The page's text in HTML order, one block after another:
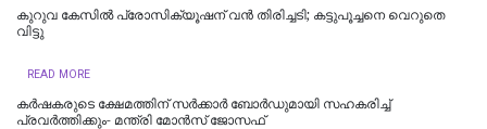
കുറുവ കേസിൽ പ്രോസിക്യൂഷന് വൻ തിരിച്ചടി; കട്ടുപൂച്ചനെ വെറുതെ
വിട്ടു
READ MORE
കർഷകരുടെ ക്ഷേമത്തിന് സർക്കാർ ബോർഡുമായി സഹകരിച്ച്
പ്രവർത്തിക്കും- മന്ത്രി മോൻസ് ജോസഫ്